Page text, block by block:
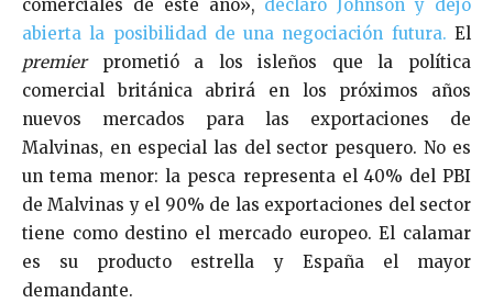
comerciales de este año», declaró Johnson y dejó
abierta la posibilidad de una negociación futura. El
premier prometió a los isleños que la política
comercial británica abrirá en los próximos años
nuevos mercados para las exportaciones de
Malvinas, en especial las del sector pesquero. No es
un tema menor: la pesca representa el 40% del PBI
de Malvinas y el 90% de las exportaciones del sector
tiene como destino el mercado europeo. El calamar
es su producto estrella y España el mayor
demandante.